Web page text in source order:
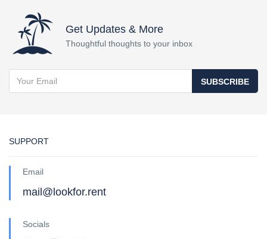
Get Updates & More
Thoughtful thoughts to your inbox
SUBSCRIBE
SUPPORT
Email
mail@lookfor.rent
Socials